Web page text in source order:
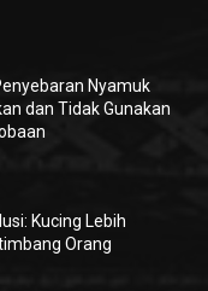
Nyamuk
dan Tidak Gunakan
Kucing Lebih
Orang